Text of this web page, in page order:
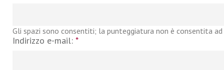
Gli spazi sono consentiti; la punteggiatura non è consentita
Indirizzo e-mail: *